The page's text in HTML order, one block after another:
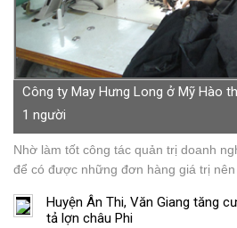
Công ty May Hưng Long ở Mỹ Hào
1 người
Nhờ làm tốt công tác quản trị doanh
để có được những đơn hàng giá trị nên
Huyện Ân Thi, Văn Giang tăng
tả lợn châu Phi